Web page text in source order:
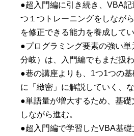
●超入門編に引き続き、VBA記
つ１つトレーニングをしなが
を修正できる能力を養成してい
●プログラミング要素の強い
分岐）は、入門編でもまだ扱わ
●巷の講座よりも、1つ1つの
に「緻密」に解説していく、
●単語量が増大するため、基
しながら進む。
●超入門編で学習したVBA基